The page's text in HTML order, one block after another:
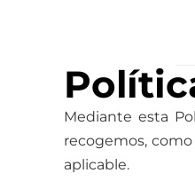
Mediante esta
recogemos,
aplicable.